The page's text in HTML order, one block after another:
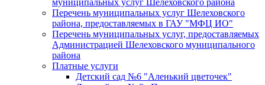
Перечень муниципальных услуг Шелеховского
района, предоставляемых в ГАУ "МФЦ ИО"
Перечень муниципальных услуг, предоставляемых
Администрацией Шелеховского муниципального
района
Платные услуги
Детский сад №6 "Аленький цветочек"